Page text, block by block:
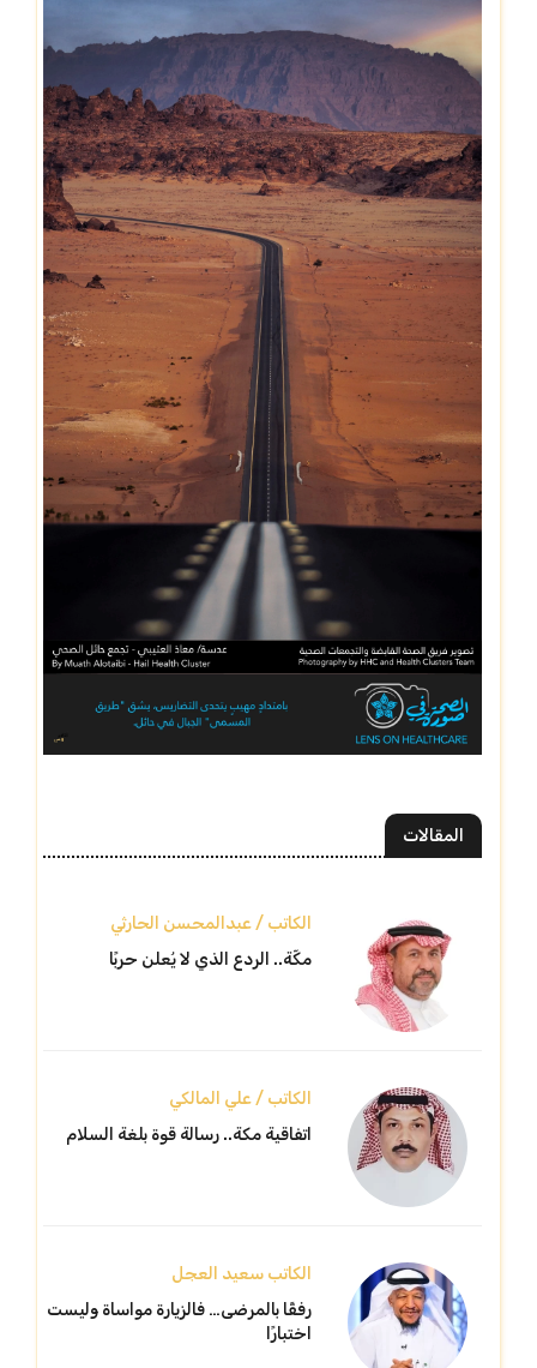
المقالات
الكاتب / عبدالمحسن الحارثي
مكّة.. الردع الذي لا يُعلن حربًا
الكاتب / علي المالكي
اتفاقية مكة.. رسالة قوة بلغة السلام
الكاتب سعيد العجل
رفقًا بالمرضى… فالزيارة مواساة وليست
اختبارًا